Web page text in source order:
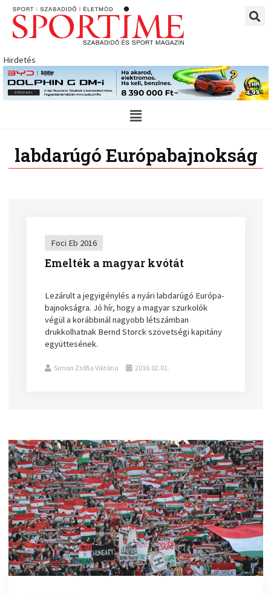
Skip
content
Hirdetés
Main
Menu
labdarúgó Európabajnokság
Foci Eb 2016
Emelték a magyar kvótát
Lezárult a jegyigénylés a nyári labdarúgó Európa-
bajnokságra. Jó hír, hogy a magyar szurkolók
végül a korábbinál nagyobb létszámban
drukkolhatnak Bernd Storck szövetségi kapitány
együttesének.
Simon Zsófia Viktória 2016.02.01.